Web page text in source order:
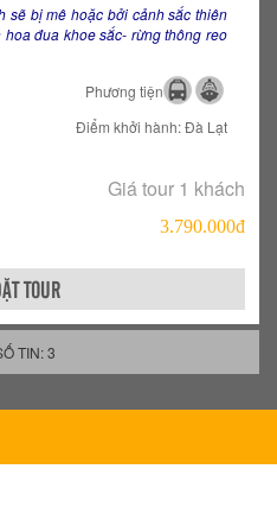
bị mê hoặc bởi cảnh sắc thiên
đua khoe sắc- rừng thông reo
Phương tiện
Điểm khởi hành: Đà Lạt
Giá tour 1 khách
3.790.000đ
TOUR
TIN: 3